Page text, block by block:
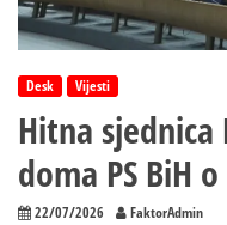
Desk Vijesti
Hitna
doma PS BiH
22/07/2026 FaktorAdmin